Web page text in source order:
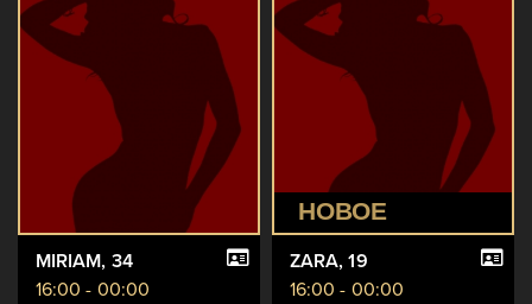
MIRIAM, 34
16:00 - 00:00
НОВОЕ
ZARA, 19
16:00 - 00:00